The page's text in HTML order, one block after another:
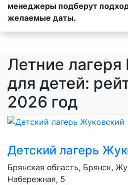
менеджеры подберут
желаемые даты.
Летние лагеря
для детей:
2026 год
Детский лагерь
Брянская область, Брянск,
Набережная, 5